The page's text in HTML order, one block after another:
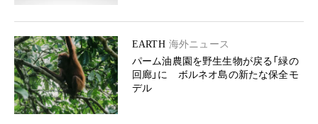
EARTH 海外ニュース
パーム油農園を野生生物が戻る「緑の
回廊」に ボルネオ島の新たな保全モ
デル